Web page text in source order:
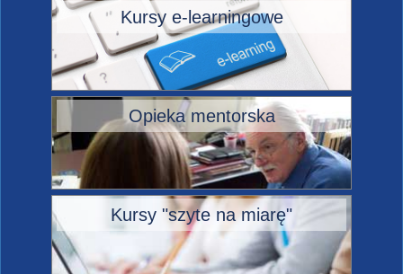
Kursy e-learningowe
Opieka mentorska
Kursy "szyte na miarę"